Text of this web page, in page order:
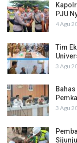
PJU
4 Agu
Tim
3 Agu
3 Agu